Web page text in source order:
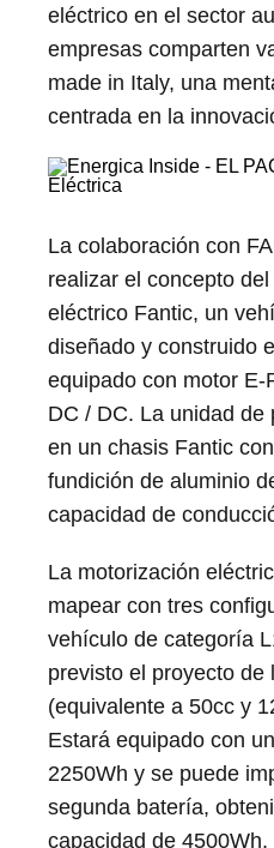
eléctrico en el sector
empresas comparten
made in Italy, una
centrada en la
La colaboración con
realizar el concepto
eléctrico Fantic, un
diseñado y construido
equipado con motor E-
DC / DC. La unidad de
en un chasis Fantic
fundición de aluminio
capacidad de
La motorización
mapear con tres
vehículo de categoría
previsto el proyecto de
(equivalente a 50cc y
Estará equipado con
2250Wh y se puede
segunda batería,
capacidad de